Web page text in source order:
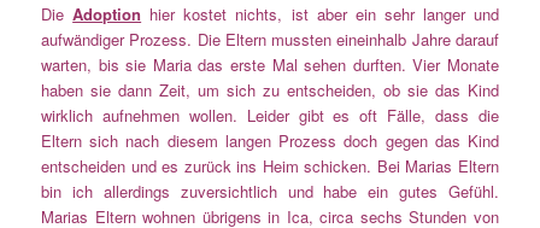
DieAdoption hier kostet nichts, ist aber ein sehr langer und
aufwändiger Prozess. Die Eltern mussten eineinhalb Jahre darauf
warten, bis sie Maria das erste Mal sehen durften. Vier Monate
haben sie dann Zeit, um sich zu entscheiden, ob sie das Kind
wirklich aufnehmen wollen. Leider gibt es oft Fälle, dass die
Eltern sich nach diesem langen Prozess doch gegen das Kind
entscheiden und es zurück ins Heim schicken. Bei Marias Eltern
bin ich allerdings zuversichtlich und habe ein gutes Gefühl.
Marias Eltern wohnen übrigens in Ica, circa sechs Stunden von